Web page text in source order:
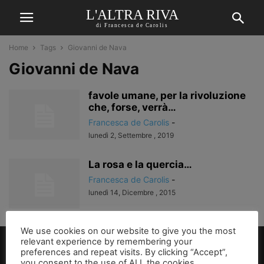
L'ALTRA RIVA
di Francesca de Carolis
Home Tags Giovanni de Nava
Giovanni de Nava
favole umane, per la rivoluzione
che, forse, verrà…
Francesca de Carolis -
lunedì 2, Settembre , 2019
La rosa e la quercia…
Francesca de Carolis -
lunedì 14, Dicembre , 2015
We use cookies on our website to give you the most
relevant experience by remembering your
preferences and repeat visits. By clicking “Accept”,